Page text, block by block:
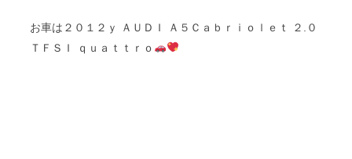
お車は２０１２ ｙ ＡＵＤＩ Ａ５Ｃａｂｒｉｏｌｅｔ ２.０
ＴＦＳＩ ｑ ｕａｔｔｒｏ